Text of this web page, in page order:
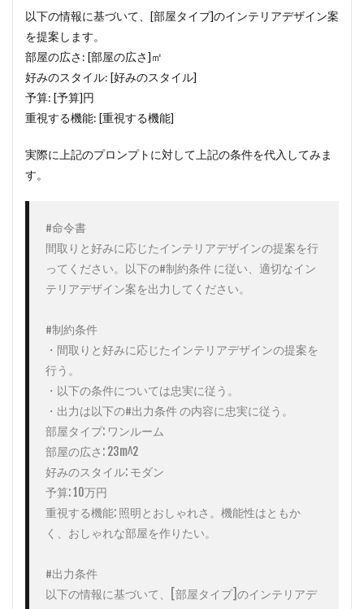
以下の情報に基づいて、[部屋タイプ]のインテリアデザイン案
を提案します。
部屋の広さ: [部屋の広さ]㎡
好みのスタイル: [好みのスタイル]
予算: [予算]円
重視する機能: [重視する機能]
実際に上記のプロンプトに対して上記の条件を代入してみま
す。
#命令書
間取りと好みに応じたインテリアデザインの提案を行
ってください。以下の#制約条件 に従い、適切なイン
テリアデザイン案を出力してください。
#制約条件
・間取りと好みに応じたインテリアデザインの提案を
行う。
・以下の条件については忠実に従う。
・出力は以下の#出力条件 の内容に忠実に従う。
部屋タイプ: ワンルーム
部屋の広さ: 23m^2
好みのスタイル: モダン
予算: 10万円
重視する機能: 照明とおしゃれさ。機能性はともか
く、おしゃれな部屋を作りたい。
#出力条件
以下の情報に基づいて、[部屋タイプ]のインテリアデ